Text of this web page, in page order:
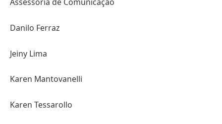
Assessoria de Comunicação
Danilo Ferraz
Jeiny Lima
Karen Mantovanelli
Karen Tessarollo